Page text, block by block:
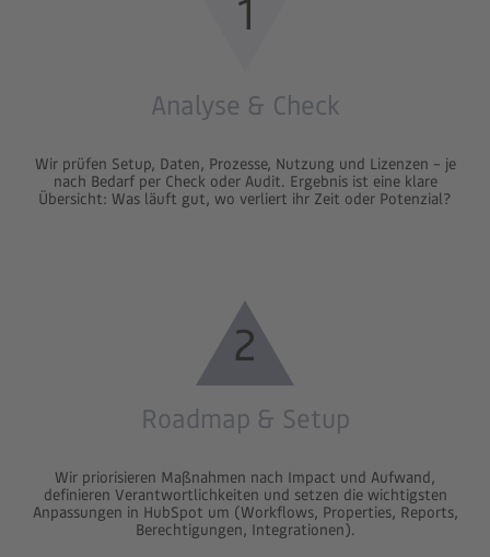
1
Analyse & Check
Wir prüfen Setup, Daten, Prozesse, Nutzung und Lizenzen – je
nach Bedarf per Check oder Audit. Ergebnis ist eine klare
Übersicht: Was läuft gut, wo verliert ihr Zeit oder Potenzial?
2
Roadmap & Setup
Wir priorisieren Maßnahmen nach Impact und Aufwand,
definieren Verantwortlichkeiten und setzen die wichtigsten
Anpassungen in HubSpot um (Workflows, Properties, Reports,
Berechtigungen, Integrationen).